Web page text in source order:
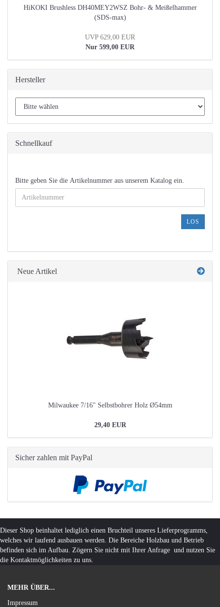
HiKOKI Brushless DH40MEY2WSZ Bohr- & Meißelhammer
(SDS-max)
UVP 629,00 EUR
Nur 599,00 EUR
Hersteller
Schnellkauf
BITTE
GEBEN
SIE
DIE
Bitte geben Sie die Artikelnummer aus unserem Katalog ein.
LOS
Neue Artikel
Milwaukee 7/16" Selbstbohrer Holz Ø54mm
29,40 EUR
Sicher zahlen mit PayPal
Dieser Shop beinhaltet lediglich einen Bruchteil unseres Lieferprogramms,
welches wir laufend ausbauen werden. Die Bereiche Holzbau und Betrieb
befinden sich im Aufbau. Zögern Sie nicht mit Ihrer Anfrage und nutzen Sie
die Kontaktmöglichkeiten zu uns.
MEHR ÜBER...
Impressum